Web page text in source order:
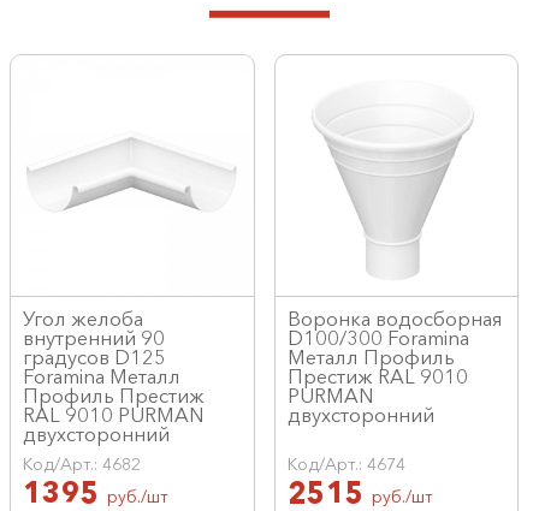
Угол желоба
внутренний 90
градусов D125
Foramina Металл
Профиль Престиж
RAL 9010 PURMAN
двухсторонний
Код/Арт.: 4682
1395 руб./шт
Воронка водосборная
D100/300 Foramina
Металл Профиль
Престиж RAL 9010
PURMAN
двухсторонний
Код/Арт.: 4674
2515 руб./шт